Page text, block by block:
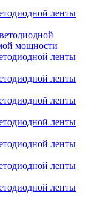
ленты
мощности
ленты
ленты
ленты
ленты
ленты
ленты
ленты